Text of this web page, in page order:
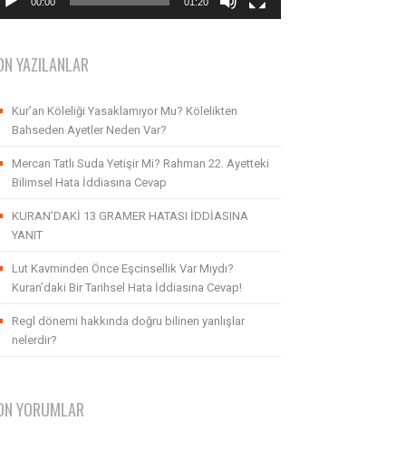
YAZILANLAR
Kur’an Köleliği Yasaklamıyor Mu? Kölelikten
Bahseden Ayetler Neden Var?
Mercan Tatlı Suda Yetişir Mi? Rahman 22. Ayetteki
Bilimsel Hata İddiasına Cevap
KURAN’DAKİ 13 GRAMER HATASI İDDİASINA
YANIT
Lut Kavminden Önce Eşcinsellik Var Mıydı?
Kuran’daki Bir Tarihsel Hata İddiasına Cevap!
Regl dönemi hakkında doğru bilinen yanlışlar
nelerdir?
YORUMLAR